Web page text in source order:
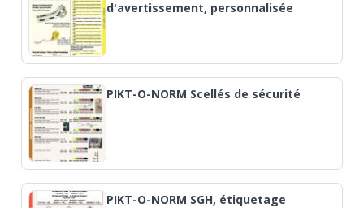
d'avertissement, personnalisée
PIKT-O-NORM Scellés de sécurité
PIKT-O-NORM SGH, étiquetage